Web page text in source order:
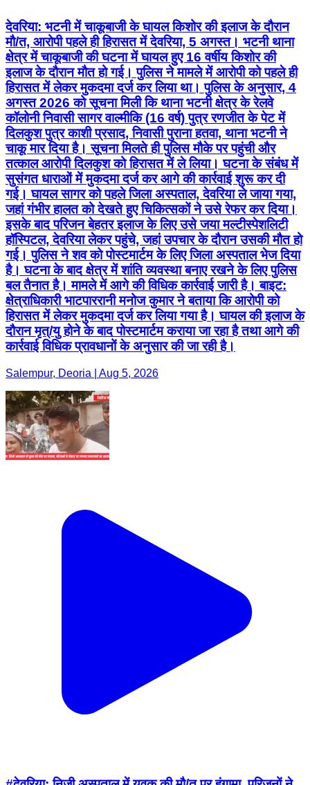
देवरिया: भटनी में चाकूबाजी के घायल किशोर की इलाज के दौरान
मौ/त, आरोपी पहले ही हिरासत में देवरिया, 5 अगस्त। भटनी थाना
क्षेत्र में चाकूबाजी की घटना में घायल हुए 16 वर्षीय किशोर की
इलाज के दौरान मौत हो गई। पुलिस ने मामले में आरोपी को पहले ही
हिरासत में लेकर मुकदमा दर्ज कर लिया था। पुलिस के अनुसार, 4
अगस्त 2026 को सूचना मिली कि थाना भटनी क्षेत्र के रेलवे
कॉलोनी निवासी सागर वाल्मीकि (16 वर्ष) पुत्र रणजीत के पेट में
दिलकुश पुत्र काशी प्रसाद, निवासी पुराना हतवा, थाना भटनी ने
चाकू मार दिया है। सूचना मिलते ही पुलिस मौके पर पहुंची और
तत्काल आरोपी दिलकुश को हिरासत में ले लिया। घटना के संबंध में
सुसंगत धाराओं में मुकदमा दर्ज कर आगे की कार्रवाई शुरू कर दी
गई। घायल सागर को पहले जिला अस्पताल, देवरिया ले जाया गया,
जहां गंभीर हालत को देखते हुए चिकित्सकों ने उसे रेफर कर दिया।
इसके बाद परिजन बेहतर इलाज के लिए उसे जया मल्टीस्पेशलिटी
हॉस्पिटल, देवरिया लेकर पहुंचे, जहां उपचार के दौरान उसकी मौत हो
गई। पुलिस ने शव को पोस्टमार्टम के लिए जिला अस्पताल भेज दिया
है। घटना के बाद क्षेत्र में शांति व्यवस्था बनाए रखने के लिए पुलिस
बल तैनात है। मामले में आगे की विधिक कार्रवाई जारी है। बाइट:
क्षेत्राधिकारी भाटपाररानी मनोज कुमार ने बताया कि आरोपी को
हिरासत में लेकर मुकदमा दर्ज कर लिया गया है। घायल की इलाज के
दौरान मृत्/यु होने के बाद पोस्टमार्टम कराया जा रहा है तथा आगे की
कार्रवाई विधिक प्रावधानों के अनुसार की जा रही है।
Salempur, Deoria | Aug 5, 2026